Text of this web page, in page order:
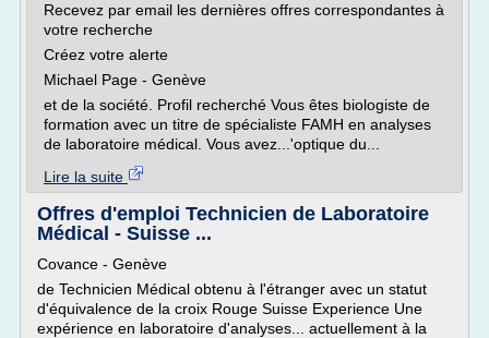
Recevez par email les dernières offres correspondantes à
votre recherche
Créez votre alerte
Michael Page - Genève
et de la société. Profil recherché Vous êtes biologiste de
formation avec un titre de spécialiste FAMH en analyses
de laboratoire médical. Vous avez...'optique du...
Lire la suite
Offres d'emploi Technicien de Laboratoire
Médical - Suisse ...
Covance - Genève
de Technicien Médical obtenu à l'étranger avec un statut
d'équivalence de la croix Rouge Suisse Experience Une
expérience en laboratoire d'analyses... actuellement à la